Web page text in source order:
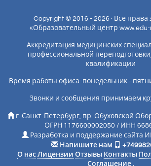
Copyright © 2016 - 2026 · Все
«Образовательный центр www.edu-
Аккредитация медицинских
профессиональной
квалификации
Время работы офиса: понедельник -
Звонки и сообщения принимаем
г. Санкт-Петербург, пр. Обуховской
ОГРН 1176600002050 / ИНН
Разработка и поддержание сайта
Напишите нам
О нас Лицензии Отзывы Контакты
Соглашение .